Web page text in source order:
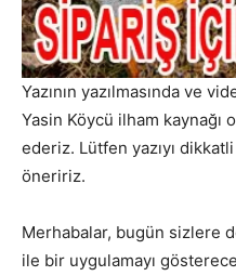
Yazının yazılmasında ve
Yasin Köycü ilham
ederiz. Lütfen yazıyı
öneririz.
Merhabalar, bugün sizlere
ile bir uygulamayı